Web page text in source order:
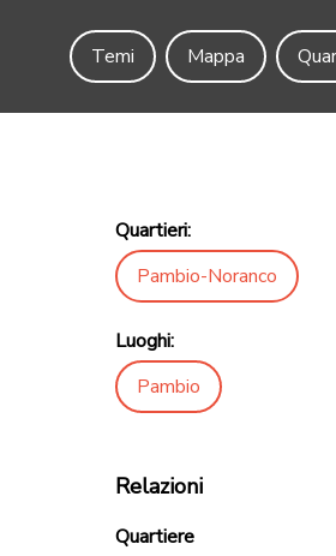
Temi
Mappa
Quartieri:
Pambio-Noranco
Luoghi:
Pambio
Relazioni
Quartiere